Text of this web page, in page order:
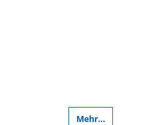
Mehr...